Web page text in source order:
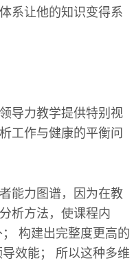
系让他的知识变得系
导力教学提供特别视
工作与健康的平衡问
能力图谱，因为在教
析方法，使课程内
构建出完整度更高的
效能； 所以这种多维